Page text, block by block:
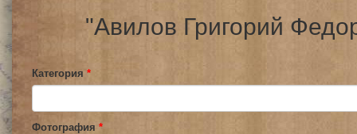
"Авилов Григорий
Категория *
Фотография *